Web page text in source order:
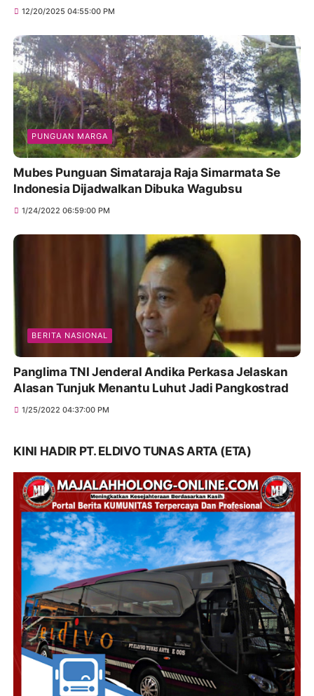
12/20/2025 04:55:00 PM
PUNGUAN MARGA
Mubes Punguan Simataraja Raja Simarmata Se
Indonesia Dijadwalkan Dibuka Wagubsu
1/24/2022 06:59:00 PM
BERITA NASIONAL
Panglima TNI Jenderal Andika Perkasa Jelaskan
Alasan Tunjuk Menantu Luhut Jadi Pangkostrad
1/25/2022 04:37:00 PM
KINI HADIR PT. ELDIVO TUNAS ARTA (ETA)